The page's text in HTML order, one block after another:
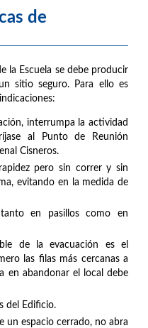
de
la Escuela se debe producir
sitio seguro. Para ello es
interrumpa la actividad
al Punto de Reunión
Cisneros.
pero sin correr y sin
evitando en la medida de
en pasillos como en
de la evacuación es el
las filas más cercanas a
en abandonar el local debe
del Edificio.
un espacio cerrado, no abra